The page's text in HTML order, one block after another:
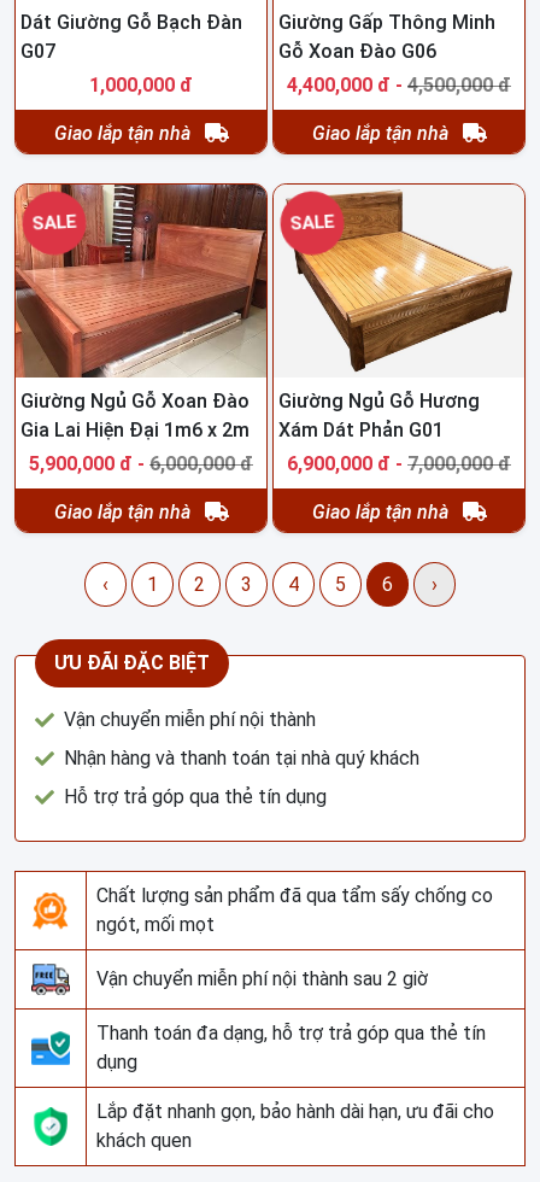
Dát Giường Gỗ Bạch Đàn
G07
1,000,000 đ
Giao lắp tận nhà
Giường Gấp Thông Minh
Gỗ Xoan Đào G06
4,400,000 đ - 4,500,000 đ
Giao lắp tận nhà
SALE
Giường Ngủ Gỗ Xoan Đào
Gia Lai Hiện Đại 1m6 x 2m
G05
5,900,000 đ - 6,000,000 đ
Giao lắp tận nhà
SALE
Giường Ngủ Gỗ Hương
Xám Dát Phản G01
6,900,000 đ - 7,000,000 đ
Giao lắp tận nhà
‹ 1 2 3 4 5 6 ›
ƯU ĐÃI ĐẶC BIỆT
Vận chuyển miễn phí nội thành
Nhận hàng và thanh toán tại nhà quý khách
Hỗ trợ trả góp qua thẻ tín dụng
Chất lượng sản phẩm đã qua tẩm sấy chống co
ngót, mối mọt
Vận chuyển miễn phí nội thành sau 2 giờ
Thanh toán đa dạng, hỗ trợ trả góp qua thẻ tín
dụng
Lắp đặt nhanh gọn, bảo hành dài hạn, ưu đãi cho
khách quen